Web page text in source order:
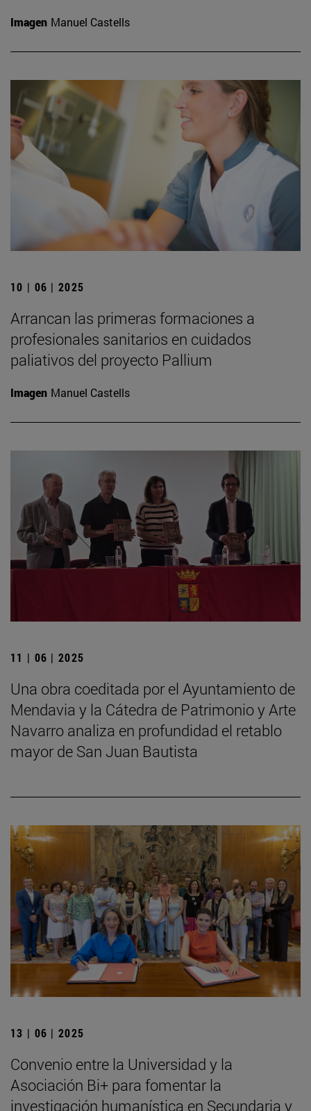
Imagen Manuel Castells
10 | 06 | 2025
Arrancan las primeras formaciones a
profesionales sanitarios en cuidados
paliativos del proyecto Pallium
Imagen Manuel Castells
11 | 06 | 2025
Una obra coeditada por el Ayuntamiento de
Mendavia y la Cátedra de Patrimonio y Arte
Navarro analiza en profundidad el retablo
mayor de San Juan Bautista
13 | 06 | 2025
Convenio entre la Universidad y la
Asociación Bi+ para fomentar la
investigación humanística en Secundaria y